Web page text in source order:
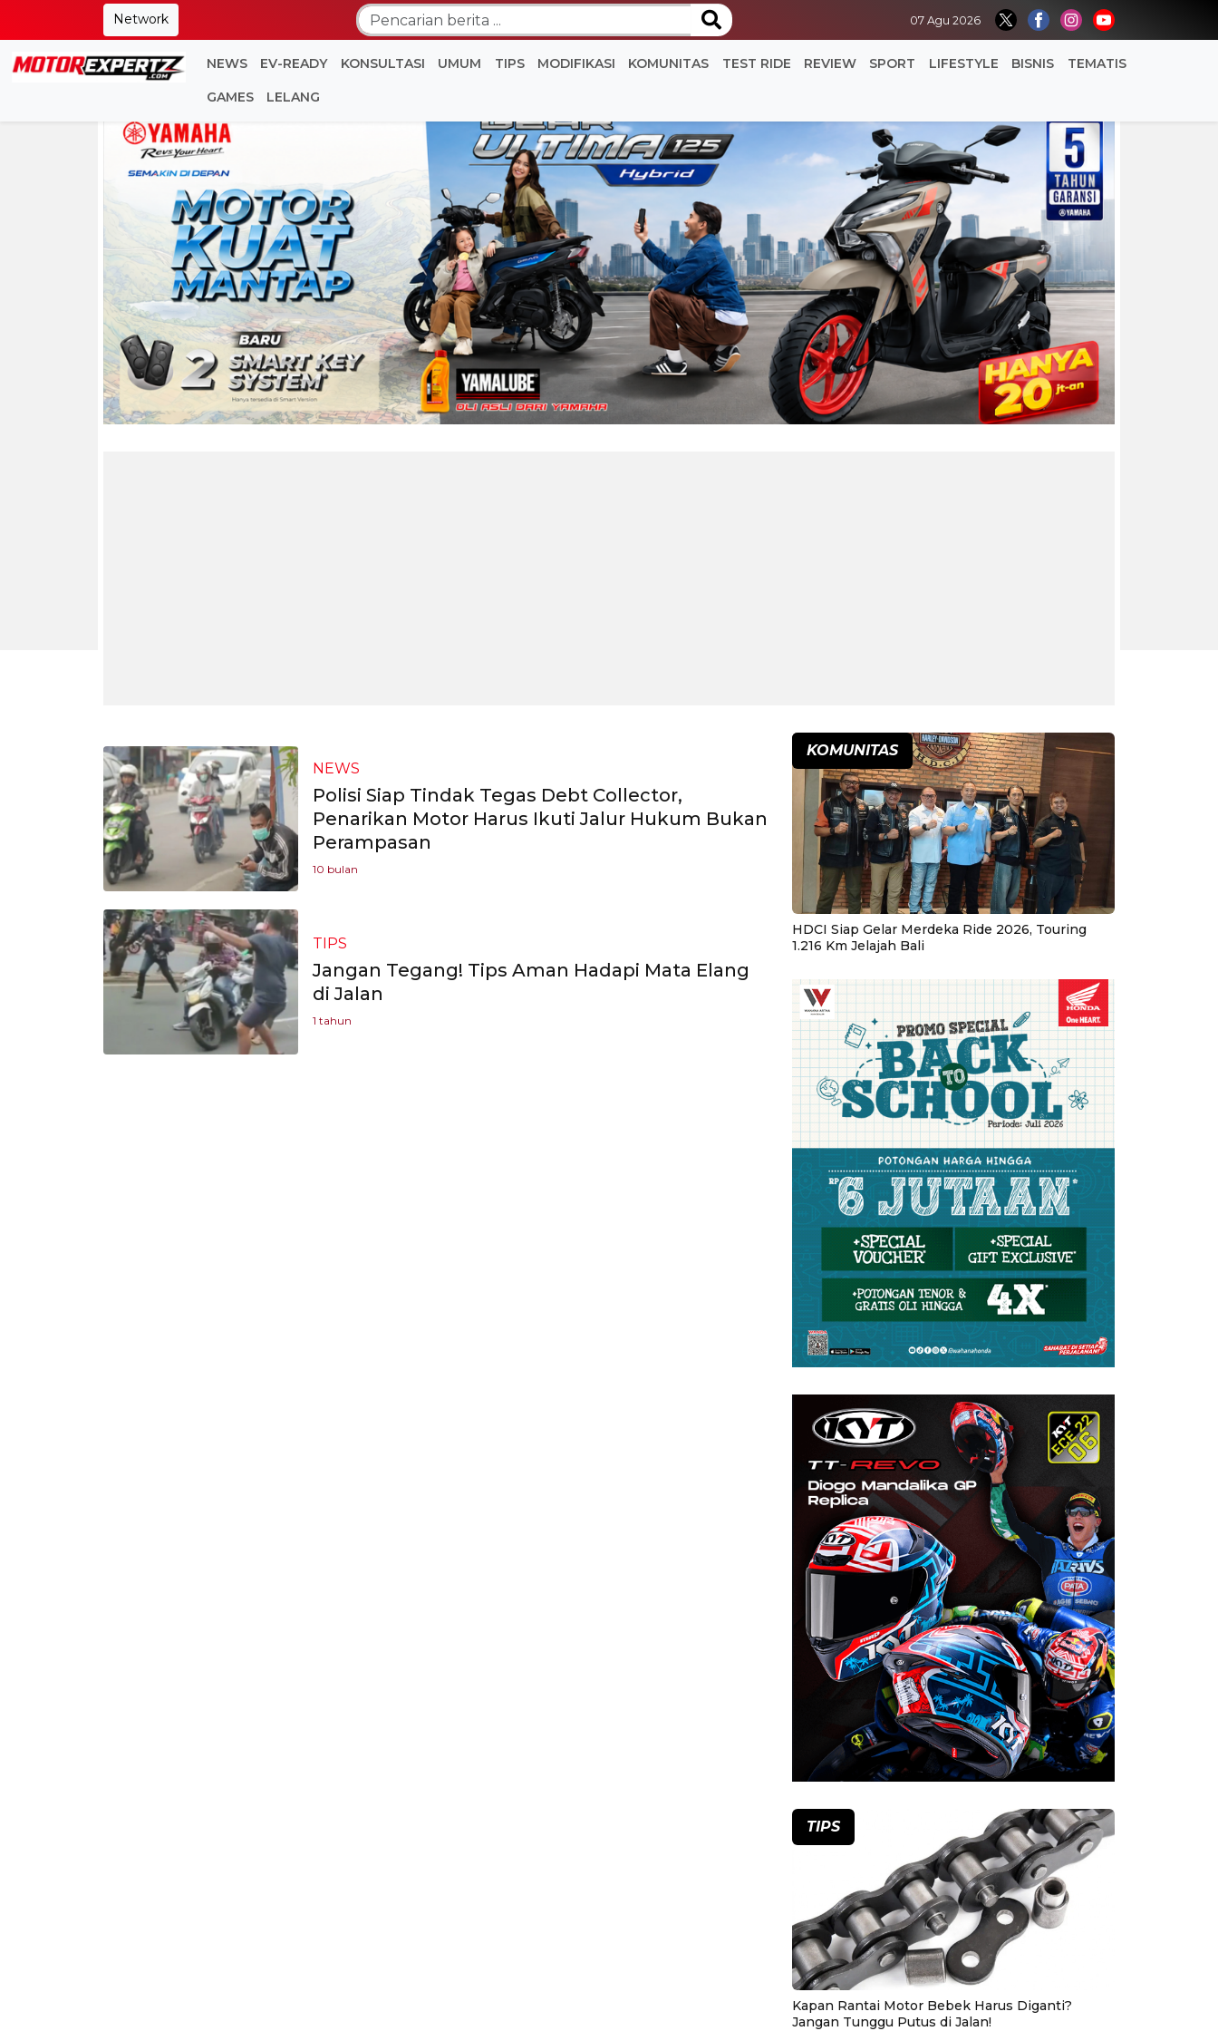
Network 07 Agu 2026
NEWS EV-READY KONSULTASI UMUM TIPS MODIFIKASI KOMUNITAS TEST RIDE REVIEW SPORT LIFESTYLE BISNIS TEMATIS
GAMES LELANG
NEWS
Polisi Siap Tindak Tegas Debt Collector,
Penarikan Motor Harus Ikuti Jalur Hukum Bukan
Perampasan
10 bulan
TIPS
Jangan Tegang! Tips Aman Hadapi Mata Elang
di Jalan
1 tahun
KOMUNITAS
HDCI Siap Gelar Merdeka Ride 2026, Touring
1.216 Km Jelajah Bali
TIPS
Kapan Rantai Motor Bebek Harus Diganti?
Jangan Tunggu Putus di Jalan!